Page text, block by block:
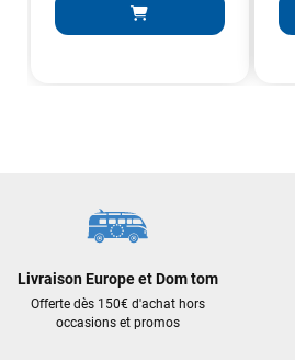
Livraison Europe et Dom tom
Offerte dès 150€ d'achat hors
occasions et promos
L'envoi a été rapide. La voile est